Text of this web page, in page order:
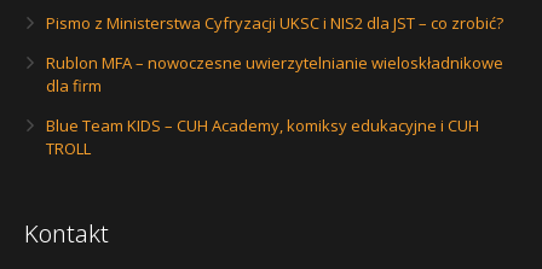
Pismo z Ministerstwa Cyfryzacji UKSC i NIS2 dla JST – co zrobić?
Rublon MFA – nowoczesne uwierzytelnianie wieloskładnikowe
dla firm
Blue Team KIDS – CUH Academy, komiksy edukacyjne i CUH
TROLL
Kontakt